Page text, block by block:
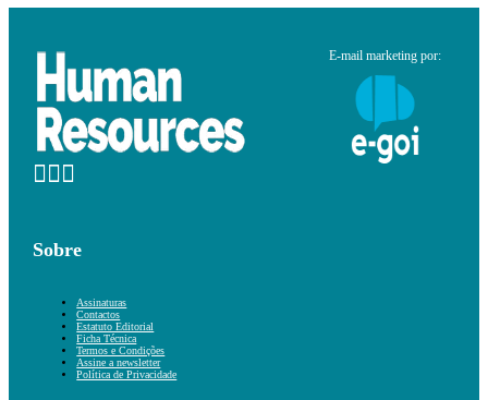
E-mail marketing por:
Sobre
Assinaturas
Contactos
Estatuto Editorial
Ficha Técnica
Termos e Condições
Assine a newsletter
Política de Privacidade